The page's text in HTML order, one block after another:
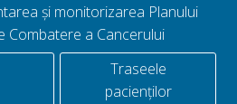
și monitorizarea Planului
Combatere a Cancerului
Traseele
pacienților